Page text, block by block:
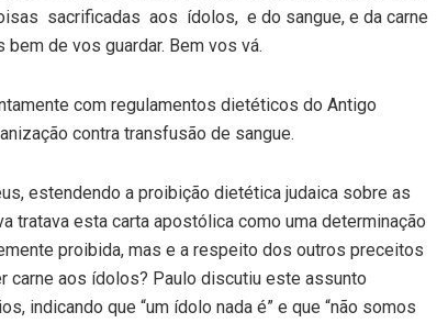
sacrificadas aos ídolos, e do sangue, e da carne
de vos guardar. Bem vos vá.
com regulamentos dietéticos do Antigo
contra transfusão de sangue.
estendendo a proibição dietética judaica sobre as
tratava esta carta apostólica como uma determinação
proibida, mas e a respeito dos outros preceitos
carne aos ídolos? Paulo discu­tiu este assunto
indicando que “um ídolo nada é” e que “não somos